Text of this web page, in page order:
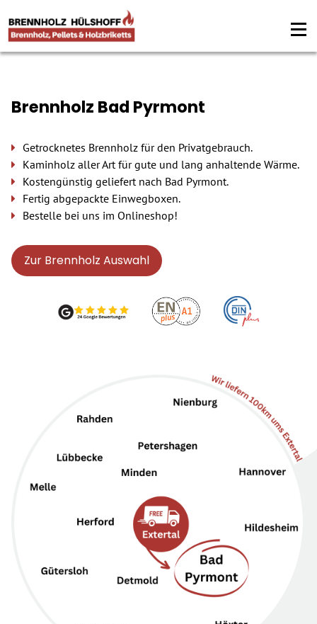
Brennholz Bad Pyrmont
Getrocknetes Brennholz für den Privatgebrauch.
Kaminholz aller Art für gute und lang anhaltende Wärme.
Kostengünstig geliefert nach Bad Pyrmont.
Fertig abgepackte Einwegboxen.
Bestelle bei uns im Onlineshop!
Zur Brennholz Auswahl